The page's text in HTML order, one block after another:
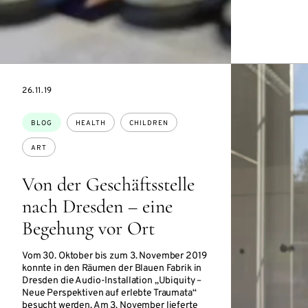
Von der Geschäftsstelle
nach Dresden – eine
Begehung vor Ort
Vom 30. Oktober bis zum 3. November 2019
konnte in den Räumen der Blauen Fabrik in
Dresden die Audio-Installation „Ubiquity –
Neue Perspektiven auf erlebte Traumata“
besucht werden. Am 3. November lieferte
Topics:
BLOG HEALTH CHILDREN
ART
DATE
26.11.19